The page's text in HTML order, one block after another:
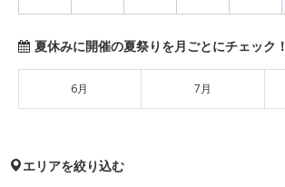
夏休みに開催の夏祭りを月ごとにチェック！
6月 7月
エリアを絞り込む